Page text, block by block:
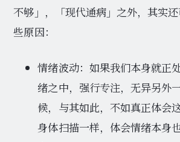
不够」，「现代通病」之外，其实
些原因：
情绪波动：如果我们本身就正
绪之中，强行专注，无异另外
候，与其如此，不如真正体
身体扫描一样，体会情绪本身